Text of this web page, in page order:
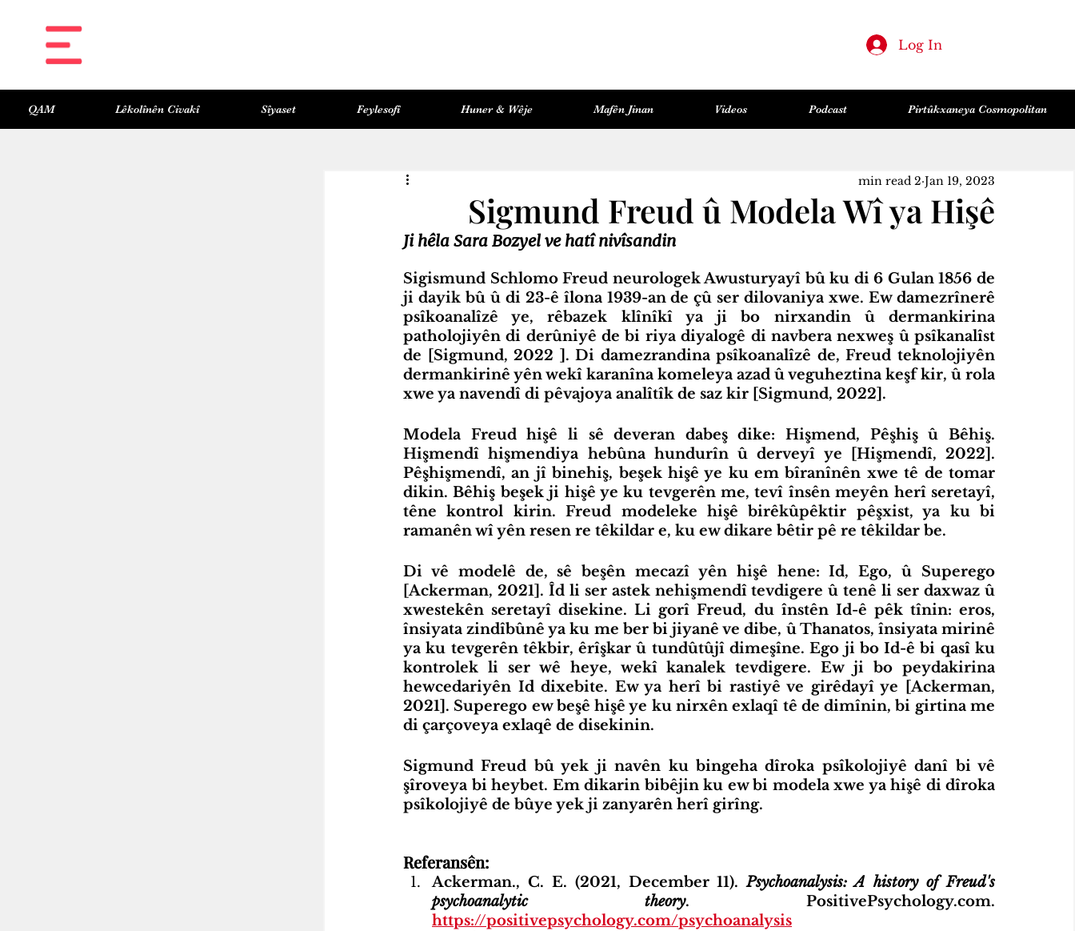
Log In
Sigmund Freud û Modela Wî ya Hişê
Jan 19, 2023
2 min read
Ji hêla Sara Bozyel ve hatî nivîsandin
Sigismund Schlomo Freud neurologek Awusturyayî bû ku di 6 Gulan 1856 de
ji dayik bû û di 23-ê îlona 1939-an de çû ser dilovaniya xwe. Ew damezrînerê
psîkoanalîzê ye, rêbazek klînîkî ya ji bo nirxandin û dermankirina
patholojiyên di derûniyê de bi riya diyalogê di navbera nexweş û psîkanalîst
de [Sigmund, 2022 ]. Di damezrandina psîkoanalîzê de, Freud teknolojiyên
dermankirinê yên wekî karanîna komeleya azad û veguheztina keşf kir, û rola
xwe ya navendî di pêvajoya analîtîk de saz kir [Sigmund, 2022].
Modela Freud hişê li sê deveran dabeş dike: Hişmend, Pêşhiş û Bêhiş.
Hişmendî hişmendiya hebûna hundurîn û derveyî ye [Hişmendî, 2022].
Pêşhişmendî, an jî binehiş, beşek hişê ye ku em bîranînên xwe tê de tomar
dikin. Bêhiş beşek ji hişê ye ku tevgerên me, tevî însên meyên herî seretayî,
têne kontrol kirin. Freud modeleke hişê birêkûpêktir pêşxist, ya ku bi
ramanên wî yên resen re têkildar e, ku ew dikare bêtir pê re têkildar be.
Di vê modelê de, sê beşên mecazî yên hişê hene: Id, Ego, û Superego
[Ackerman, 2021]. Îd li ser astek nehişmendî tevdigere û tenê li ser daxwaz û
xwestekên seretayî disekine. Li gorî Freud, du înstên Id-ê pêk tînin: eros,
însiyata zindîbûnê ya ku me ber bi jiyanê ve dibe, û Thanatos, însiyata mirinê
ya ku tevgerên têkbir, êrîşkar û tundûtûjî dimeşîne. Ego ji bo Id-ê bi qasî ku
kontrolek li ser wê heye, wekî kanalek tevdigere. Ew ji bo peydakirina
hewcedariyên Id dixebite. Ew ya herî bi rastiyê ve girêdayî ye [Ackerman,
2021]. Superego ew beşê hişê ye ku nirxên exlaqî tê de dimînin, bi girtina me
di çarçoveya exlaqê de disekinin.
Sigmund Freud bû yek ji navên ku bingeha dîroka psîkolojiyê danî bi vê
şîroveya bi heybet. Em dikarin bibêjin ku ew bi modela xwe ya hişê di dîroka
psîkolojiyê de bûye yek ji zanyarên herî girîng.
Referansên:
Ackerman., C. E. (2021, December 11). Psychoanalysis: A history of Freud's
psychoanalytic theory
https://positivepsychology.com/psychoanalysis
QAM Lêkolînên Civakî Sîyaset Feylesofî Huner & Wêje Mafên Jinan Videos Podcast Pirtûkxaneya Cosmopolitan